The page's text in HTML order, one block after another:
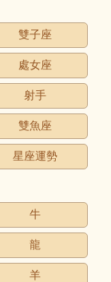
雙子座
處女座
射手
雙魚座
星座運勢
牛
龍
羊